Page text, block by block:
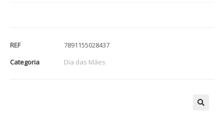
REF
7891155028437
Categoria
Dia das Mães